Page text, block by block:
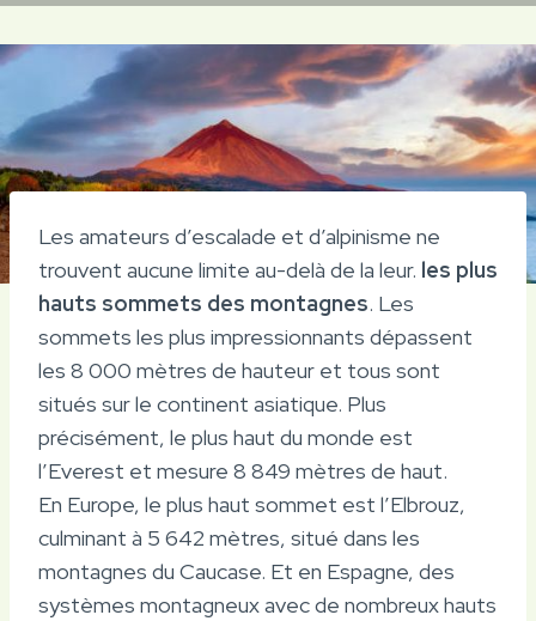
Les amateurs d’escalade et d’alpinisme ne
trouvent aucune limite au-delà de la leur. les plus
hauts sommets des montagnes. Les
sommets les plus impressionnants dépassent
les 8 000 mètres de hauteur et tous sont
situés sur le continent asiatique. Plus
précisément, le plus haut du monde est
l’Everest et mesure 8 849 mètres de haut.
En Europe, le plus haut sommet est l’Elbrouz,
culminant à 5 642 mètres, situé dans les
montagnes du Caucase. Et en Espagne, des
systèmes montagneux avec de nombreux hauts